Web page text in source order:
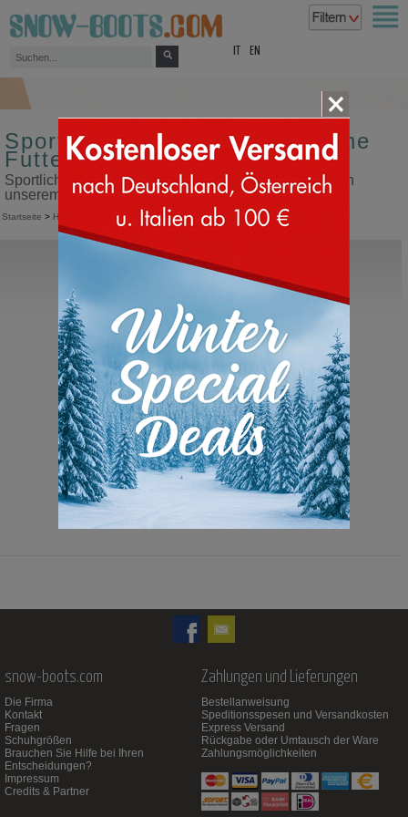
EN
Sportliche Herren Schnürschuhe
Futter aus Goretex
Sportliche Herren Schnürschuhe Futter aus Goretex in
unserem Snow Boots Online Shop kaufen
Startseite > Herren Sportliche Schuhe>Mit Schnürung
Timberland
Winsor Park GTX Chukka
Herrenschuhe halbhoch mit Schnürung
189,00 Euro 119,00 Euro
snow-boots.com
Die Firma
Kontakt
Fragen
Schuhgrößen
Brauchen Sie Hilfe bei Ihren
Entscheidungen?
Impressum
Credits & Partner
Zahlungen und Lieferungen
Bestellanweisung
Speditionsspesen und Versandkosten
Express Versand
Rückgabe oder Umtausch der Ware
Zahlungsmöglichkeiten